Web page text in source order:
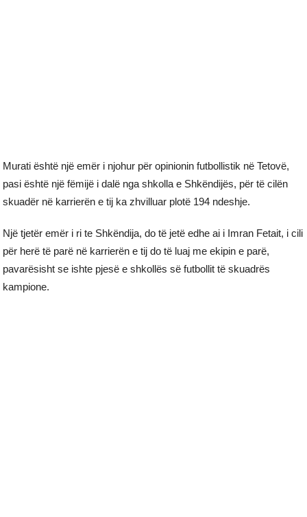
Murati është një emër i njohur për opinionin futbollistik në Tetovë,
pasi është një fëmijë i dalë nga shkolla e Shkëndijës, për të cilën
skuadër në karrierën e tij ka zhvilluar plotë 194 ndeshje.
Një tjetër emër i ri te Shkëndija, do të jetë edhe ai i Imran Fetait, i cili
për herë të parë në karrierën e tij do të luaj me ekipin e parë,
pavarësisht se ishte pjesë e shkollës së futbollit të skuadrës
kampione.